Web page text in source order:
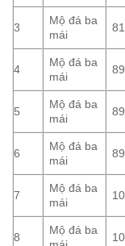
3
Mộ đá ba
mái
4
Mộ đá ba
mái
5
Mộ đá ba
mái
6
Mộ đá ba
mái
7
Mộ đá ba
mái
8
Mộ đá ba